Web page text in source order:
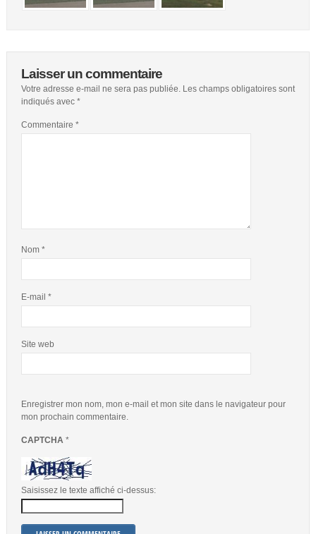
Laisser un commentaire
Votre adresse e-mail ne sera pas publiée. Les champs obligatoires sont
indiqués avec *
Commentaire *
Nom *
E-mail *
Site web
Enregistrer mon nom, mon e-mail et mon site dans le navigateur pour
mon prochain commentaire.
CAPTCHA *
Saisissez le texte affiché ci-dessus: